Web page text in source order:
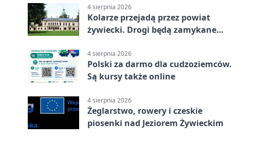
4 sierpnia 2026
Kolarze przejadą przez powiat
żywiecki. Drogi będą zamykane
4 sierpnia 2026
Polski za darmo dla cudzoziemców.
Są kursy także online
4 sierpnia 2026
Żeglarstwo, rowery i czeskie
piosenki nad Jeziorem Żywieckim